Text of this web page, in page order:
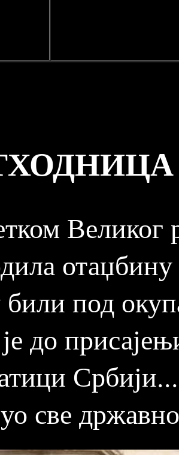
Великог
били под
до
све